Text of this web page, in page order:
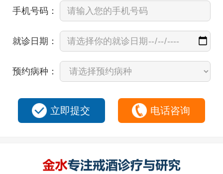
手机号码：
就诊日期：
预约病种：
立即提交 电话咨询